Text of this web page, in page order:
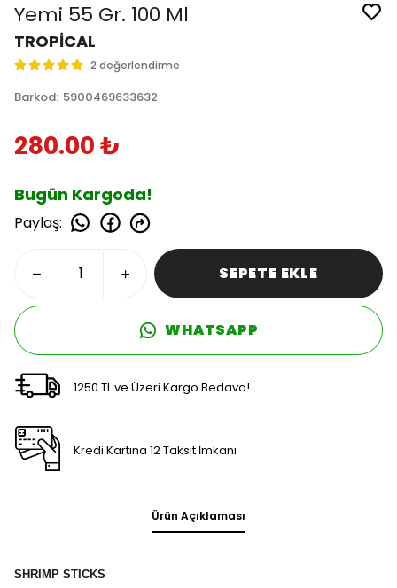
Yemi 55 Gr. 100 Ml
TROPİCAL
2 değerlendirme
Barkod: 5900469633632
280.00 ₺
Bugün Kargoda!
Paylaş:
SEPETE EKLE
WHATSAPP
1250 TL ve Üzeri Kargo Bedava!
Kredi Kartına 12 Taksit İmkanı
Ürün Açıklaması
SHRIMP STICKS